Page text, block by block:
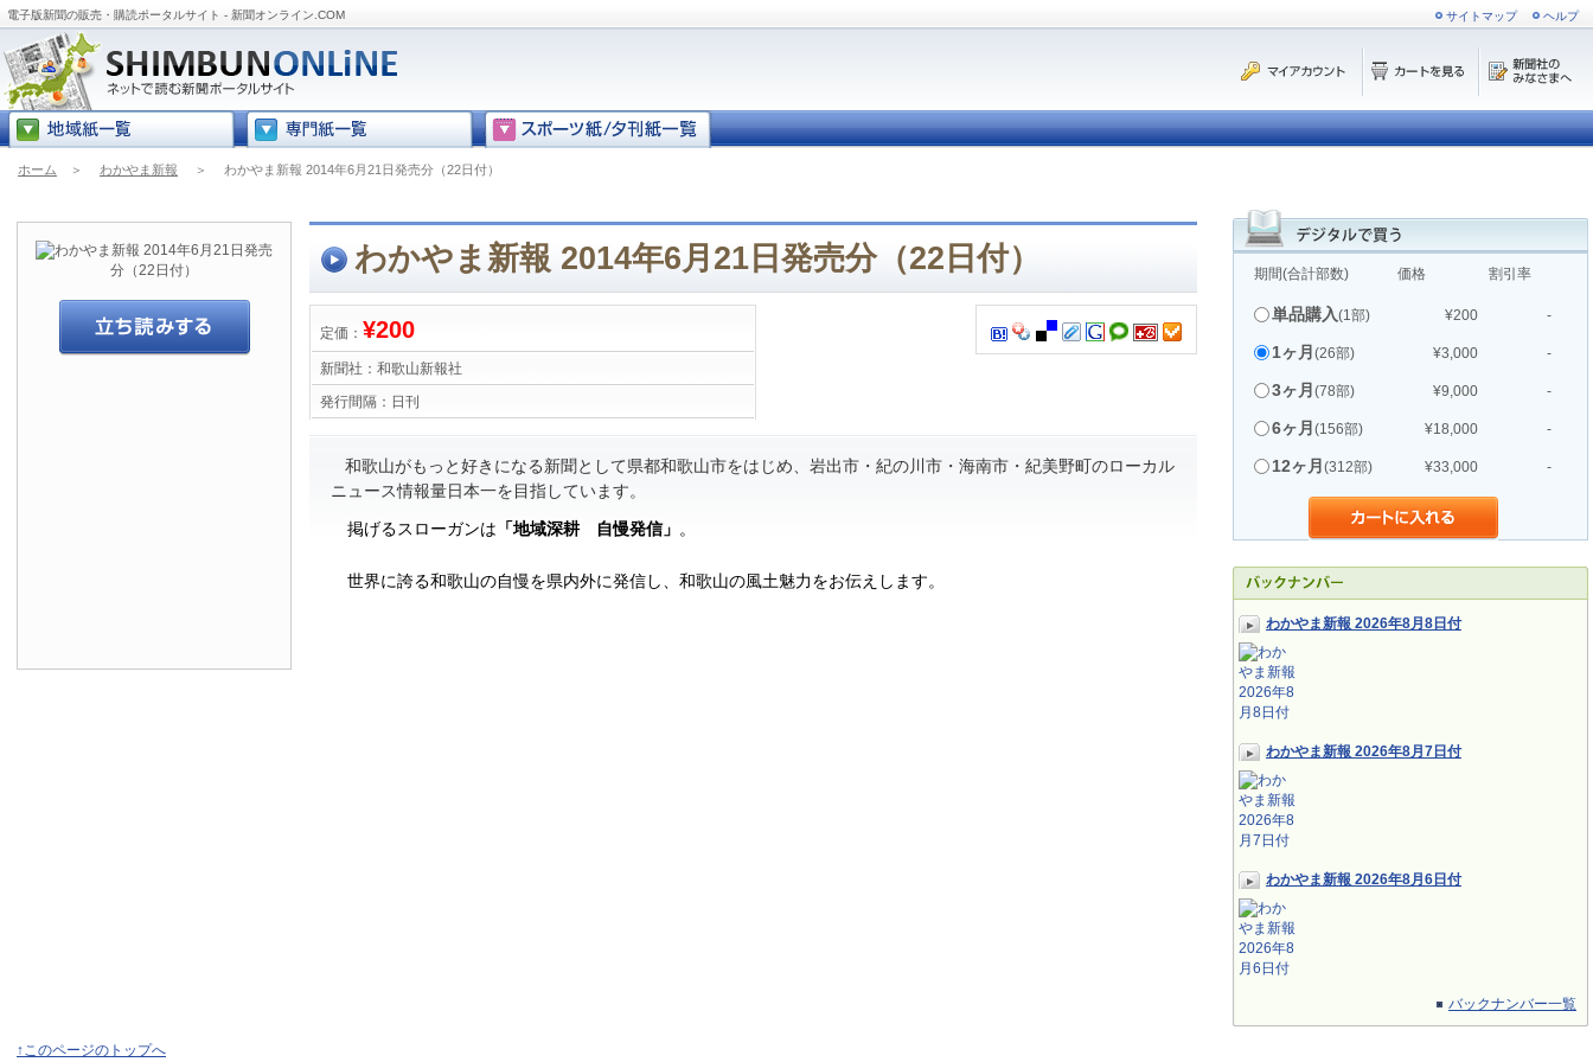
電子版新聞の販売・購読ポータルサイト - 新聞オンライン.COM サイトマップ ヘルプ
ホーム ＞ わかやま新報 ＞ わかやま新報 2014年6月21日発売分（22日付）
期間(合計部数) 価格 割引率
単品購入(1部) ¥200 -
1ヶ月 (26部) ¥3,000 -
3ヶ月 (78部) ¥9,000 -
6ヶ月 (156部) ¥18,000 -
12ヶ月 (312部) ¥33,000 -
わかやま新報 2026年8月8日付
わかやま新報 2026年8月7日付
わかやま新報 2026年8月6日付
バックナンバー一覧
わかやま新報 2014年6月21日発売分（22日付）
定価： ¥200
新聞社： 和歌山新報社
発行間隔： 日刊
和歌山がもっと好きになる新聞として県都和歌山市をはじめ、岩出市・紀の川市・海南市・紀美野町のローカル
ニュース情報量日本一を目指しています。
掲げるスローガンは 「地域深耕 自慢発信」 。
世界に誇る和歌山の自慢を県内外に発信し、和歌山の風土魅力をお伝えします。
↑このページのトップへ